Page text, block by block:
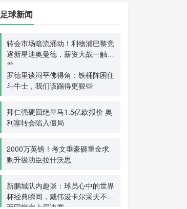
足球新闻
转会市场暗流涌动！利物浦巴黎竞
逐新星迪奥曼德，薪资大战一触即
发
罗德里谈闷平佛得角：铁桶阵困住
斗牛士，我们该踢得更狠些
拜仁强硬回绝皇马1.5亿欧报价 奥
利塞转会陷入僵局
2000万英镑！考文垂豪砸重金求
购升级功臣拉什沃思
新鹏城队内趣谈：球员心中的世界
杯经典瞬间，戴伟浚卡尔采夫不约
而同锁定上届决赛